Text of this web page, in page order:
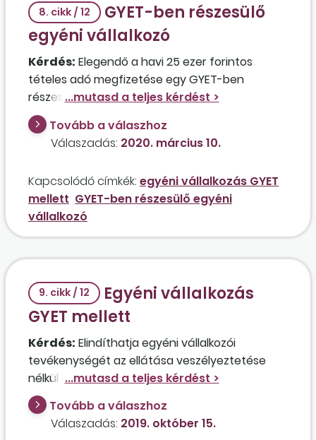
8. cikk / 12
GYET-ben részesülő
egyéni vállalkozó
Kérdés: Elegendő a havi 25 ezer forintos
tételes adó megfizetése egy GYET-ben
részesülő édesanya esetében, aki kisadózóként
egyéni vállalkozást folytat, és most létesített
egy 4 órás munkaviszonyt is? A GYET meg a
napi 4 órás munkaviszony alapján már
érintett?
Tovább a válaszhoz
Válaszadás: 2020. március 10.
Kapcsolódó címkék: egyéni vállalkozás GYET
mellett GYET-ben részesülő egyéni
vállalkozó
9. cikk / 12
Egyéni vállalkozás
GYET mellett
Kérdés: Elindíthatja egyéni vállalkozói
tevékenységét az ellátása veszélyeztetése
nélkül egy 4 gyermekes, gyermeknevelési
támogatásban részesülő főállású édesanya?
Ha igen, akkor munkaviszonyban álló egyéni
vállalkozónak minősül majd, tekintettel arra,
Tovább a válaszhoz
Válaszadás: 2019. október 15.